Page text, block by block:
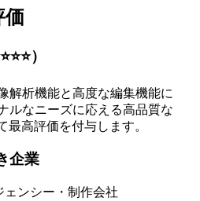
価
）
解析機能と高度な編集機能に
ルなニーズに応える高品質な
最高評価を付与します。
企業
ェンシー・制作会社